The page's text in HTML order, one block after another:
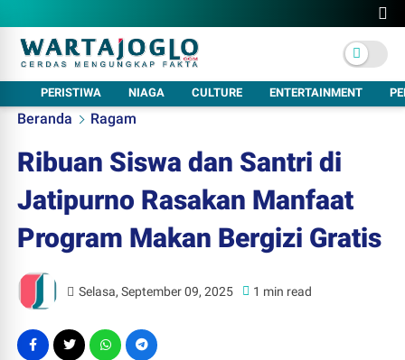
PERISTIWA NIAGA CULTURE ENTERTAINMENT
Beranda Ragam
Ribuan Siswa dan Santri di
Jatipurno Rasakan Manfaat
Program Makan Bergizi Gratis
Selasa, September 09, 2025 1 min read